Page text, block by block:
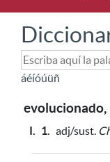
áéíóúüñ
evolucionado,
I. 1. adj/sust.